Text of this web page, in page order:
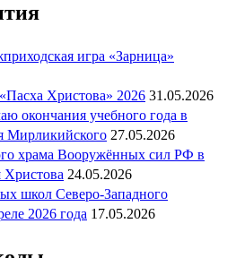
игра «Зарница»
Христова» 2026 31.05.2026
окончания учебного года в
Мирликийского 27.05.2026
храма Вооружённых сил РФ в
Христова 24.05.2026
школ Северо-Западного
2026 года 17.05.2026